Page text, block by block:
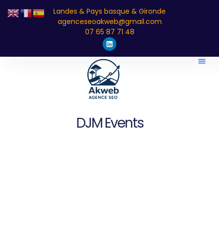
Landes & Pays basque & Gironde
agenceseoakweb@gmail.com
07 65 87 71 48
DJM Events